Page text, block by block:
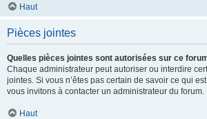
Haut
Pièces jointes
Quelles pièces jointes sont autorisées sur ce
Chaque administrateur peut autoriser ou interdire
jointes. Si vous n’êtes pas certain de savoir ce qui
vous invitons à contacter un administrateur du forum.
Haut